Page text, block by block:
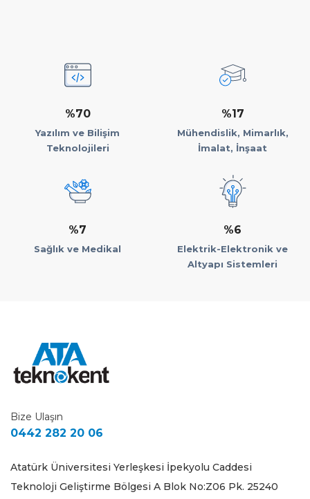
%70
Yazılım ve Bilişim
Teknolojileri
%17
Mühendislik, Mimarlık,
İmalat, İnşaat
%7
Sağlık ve Medikal
%6
Elektrik-Elektronik ve
Altyapı Sistemleri
Bize Ulaşın
0442 282 20 06
Atatürk Üniversitesi Yerleşkesi İpekyolu Caddesi
Teknoloji Geliştirme Bölgesi A Blok No:Z06 Pk. 25240